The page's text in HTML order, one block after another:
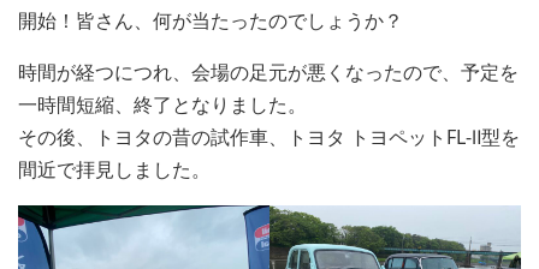
開始！皆さん、何が当たったのでしょうか？
時間が経つにつれ、会場の足元が悪くなったので、予定を
一時間短縮、終了となりました。
その後、トヨタの昔の試作車、トヨタ トヨペットFL-Ⅱ型を
間近で拝見しました。